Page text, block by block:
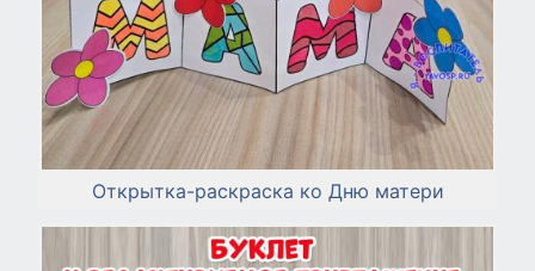
Открытка-раскраска ко Дню матери